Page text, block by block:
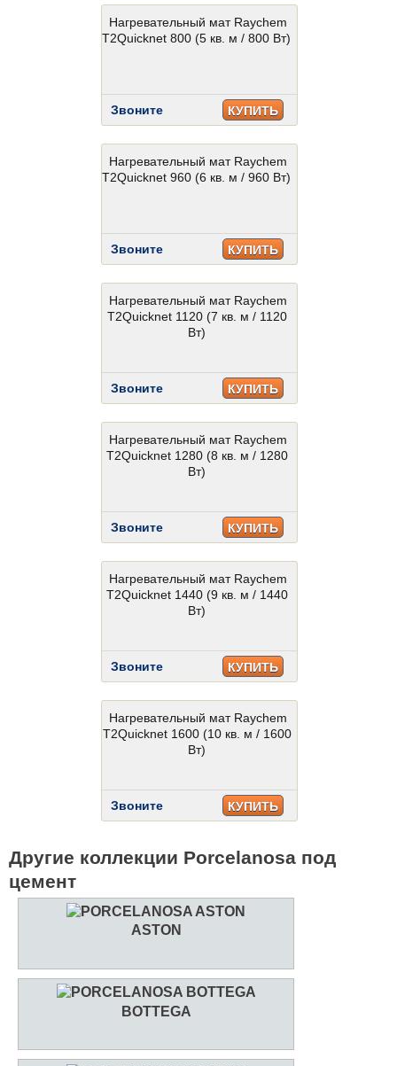
Нагревательный мат Raychem
T2Quicknet 800 (5 кв. м / 800 Вт)
Звоните КУПИТЬ
Нагревательный мат Raychem
T2Quicknet 960 (6 кв. м / 960 Вт)
Звоните КУПИТЬ
Нагревательный мат Raychem
T2Quicknet 1120 (7 кв. м / 1120
Вт)
Звоните КУПИТЬ
Нагревательный мат Raychem
T2Quicknet 1280 (8 кв. м / 1280
Вт)
Звоните КУПИТЬ
Нагревательный мат Raychem
T2Quicknet 1440 (9 кв. м / 1440
Вт)
Звоните КУПИТЬ
Нагревательный мат Raychem
T2Quicknet 1600 (10 кв. м / 1600
Вт)
Звоните КУПИТЬ
Другие коллекции Porcelanosa под
цемент
ASTON
BOTTEGA